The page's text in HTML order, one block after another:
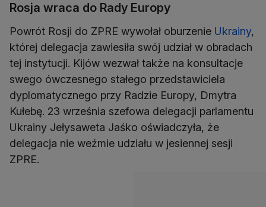
Rosja wraca do Rady Europy
Powrót Rosji do ZPRE wywołał oburzenie Ukrainy,
której delegacja zawiesiła swój udział w obradach
tej instytucji. Kijów wezwał także na konsultacje
swego ówczesnego stałego przedstawiciela
dyplomatycznego przy Radzie Europy, Dmytra
Kułebę. 23 września szefowa delegacji parlamentu
Ukrainy Jełysaweta Jaśko oświadczyła, że
delegacja nie weźmie udziału w jesiennej sesji
ZPRE.